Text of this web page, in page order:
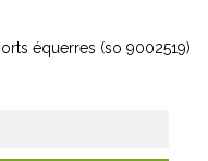
équerres (so 9002519)